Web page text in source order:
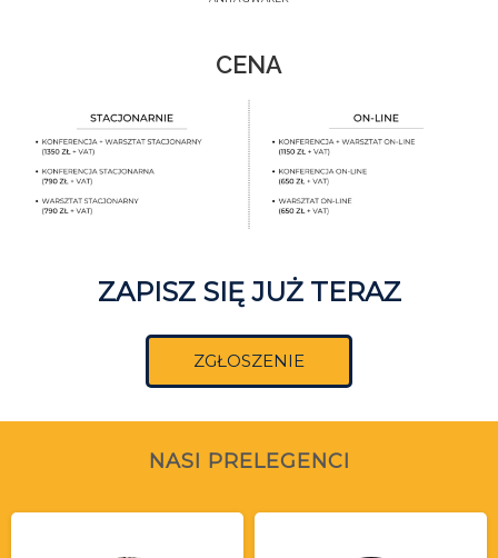
CENA
ZAPISZ SIĘ JUŻ TERAZ
ZGŁOSZENIE
NASI PRELEGENCI